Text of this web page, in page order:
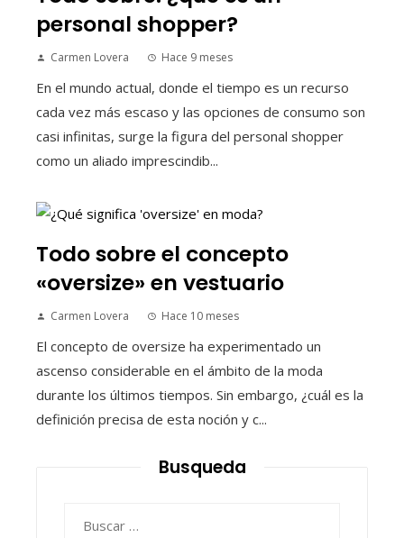
personal shopper?
Carmen Lovera Hace 9 meses
En el mundo actual, donde el tiempo es un recurso
cada vez más escaso y las opciones de consumo son
casi infinitas, surge la figura del personal shopper
como un aliado imprescindib...
Todo sobre el concepto
«oversize» en vestuario
Carmen Lovera Hace 10 meses
El concepto de oversize ha experimentado un
ascenso considerable en el ámbito de la moda
durante los últimos tiempos. Sin embargo, ¿cuál es la
definición precisa de esta noción y c...
Busqueda